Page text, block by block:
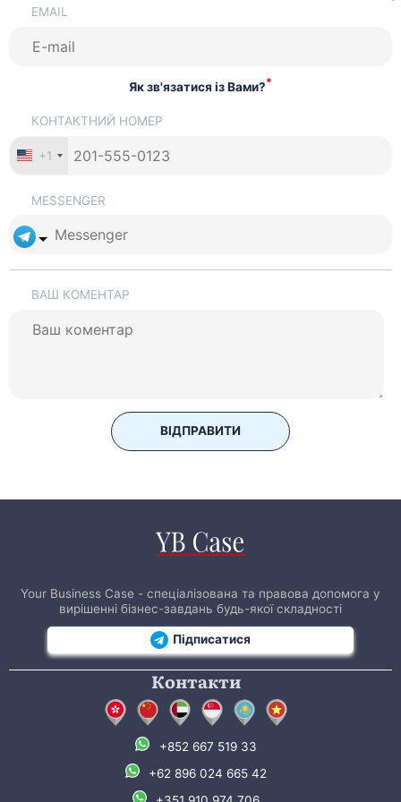
EMAIL
Як зв'язатися із Вами?*
КОНТАКТНИЙ НОМЕР
+1
MESSENGER
ВАШ КОМЕНТАР
ВІДПРАВИТИ
Your Business Case - спеціалізована та правова допомога у
вирішенні бізнес-завдань будь-якої складності
Підписатися
Контакти
+852 667 519 33
+62 896 024 665 42